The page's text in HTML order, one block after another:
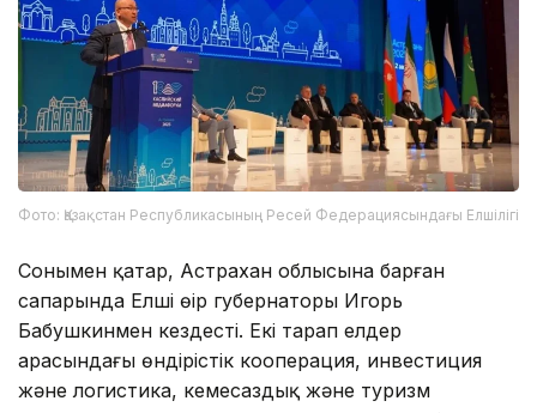
Фото: Қазақстан Республикасының Ресей Федерациясындағы Елшілігі
Сонымен қатар, Астрахан облысына барған
сапарында Елші өңір губернаторы Игорь
Бабушкинмен кездесті. Екі тарап елдер
арасындағы өндірістік кооперация, инвестиция
және логистика, кемесаздық және туризм